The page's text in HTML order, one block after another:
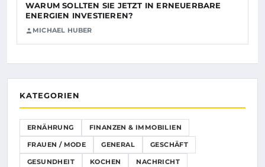
WARUM SOLLTEN SIE JETZT IN ERNEUERBARE
ENERGIEN INVESTIEREN?
MICHAEL HUBER
KATEGORIEN
ERNÄHRUNG FINANZEN & IMMOBILIEN
FRAUEN / MODE GENERAL GESCHÄFT
GESUNDHEIT KOCHEN NACHRICHT